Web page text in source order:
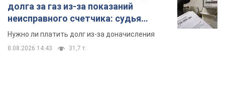
долга за газ из-за показаний
неисправного счетчика: судья
вынес неожиданное решение
Нужно ли платить долг из-за доначисления
8.08.2026 14:43 31,7 т.